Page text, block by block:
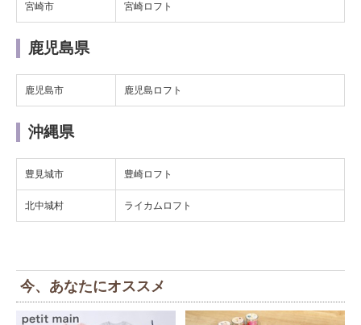
宮崎市 宮崎ロフト
鹿児島県
鹿児島市 鹿児島ロフト
沖縄県
豊見城市 豊崎ロフト
北中城村 ライカムロフト
今、あなたにオススメ